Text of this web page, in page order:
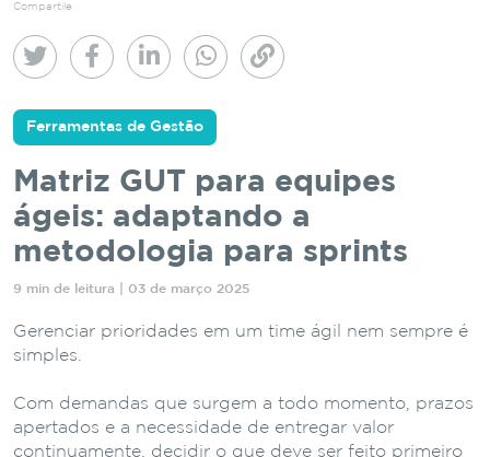
Compartile
Ferramentas de Gestão
Matriz GUT para equipes
ágeis: adaptando a
metodologia para sprints
9 min de leitura | 03 de março 2025
Gerenciar prioridades em um time ágil nem sempre é
simples.
Com demandas que surgem a todo momento, prazos
apertados e a necessidade de entregar valor
continuamente, decidir o que deve ser feito primeiro